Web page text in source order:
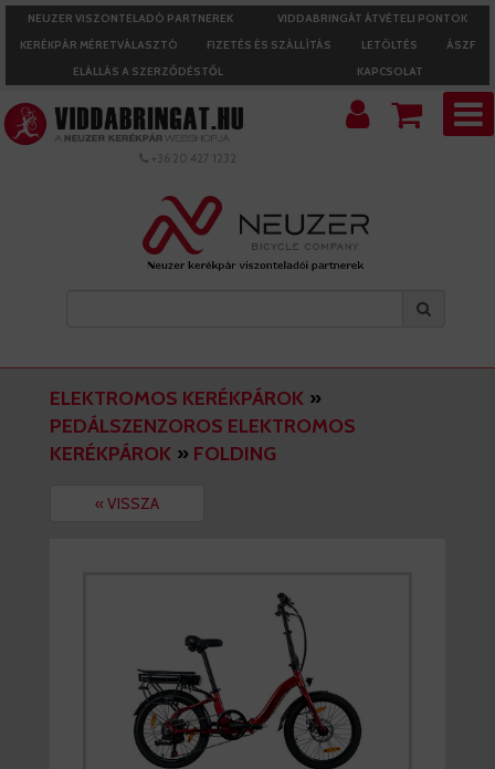
NEUZER VISZONTELADÓ PARTNEREK
VIDDABRINGÁT ÁTVÉTELI PONTOK
KERÉKPÁR MÉRETVÁLASZTÓ
FIZETÉS ÉS SZÁLLÍTÁS LETÖLTÉS
ÁSZF
ELÁLLÁS A SZERZŐDÉSTŐL
KAPCSOLAT
+36 20 427 1232
ELEKTROMOS KERÉKPÁROK »
PEDÁLSZENZOROS ELEKTROMOS
KERÉKPÁROK » FOLDING
« VISSZA